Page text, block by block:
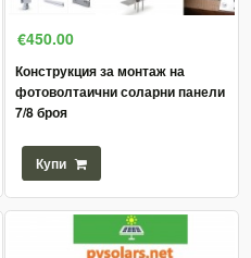
€450.00
Конструкция за монтаж на
фотоволтаични соларни панели
7/8 броя
Купи